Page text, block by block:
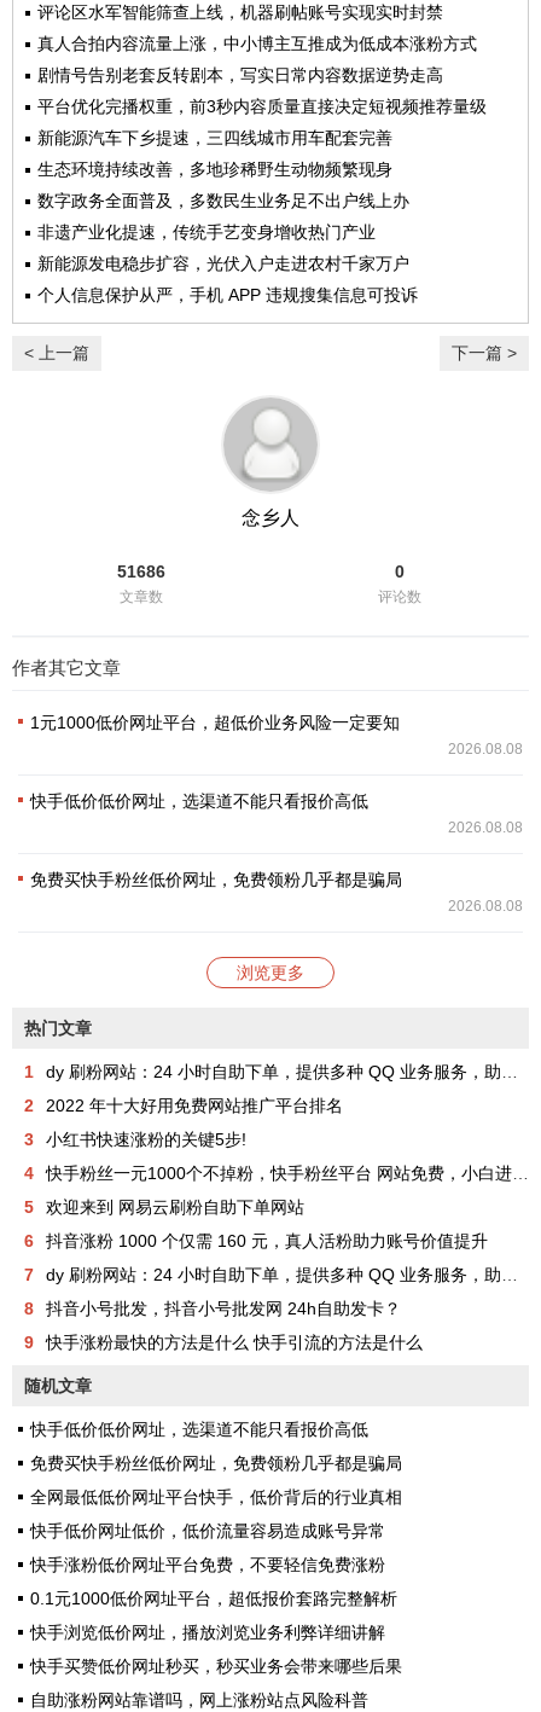
评论区水军智能筛查上线，机器刷帖账号实现实时封禁
真人合拍内容流量上涨，中小博主互推成为低成本涨粉方式
剧情号告别老套反转剧本，写实日常内容数据逆势走高
平台优化完播权重，前3秒内容质量直接决定短视频推荐量级
新能源汽车下乡提速，三四线城市用车配套完善
生态环境持续改善，多地珍稀野生动物频繁现身
数字政务全面普及，多数民生业务足不出户线上办
非遗产业化提速，传统手艺变身增收热门产业
新能源发电稳步扩容，光伏入户走进农村千家万户
个人信息保护从严，手机 APP 违规搜集信息可投诉
< 上一篇 下一篇 >
念乡人
51686
文章数
0
评论数
作者其它文章
1元1000低价网址平台，超低价业务风险一定要知
2026.08.08
快手低价低价网址，选渠道不能只看报价高低
2026.08.08
免费买快手粉丝低价网址，免费领粉几乎都是骗局
2026.08.08
浏览更多
热门文章
1
dy 刷粉网站：24 小时自助下单，提供多种 QQ 业务服务，助你成为网红
2
2022 年十大好用免费网站推广平台排名
3
小红书快速涨粉的关键5步!
4
快手粉丝一元1000个不掉粉，快手粉丝平台 网站免费，小白进来看看，教你如何快速涨粉1000，其实很简单！
5
欢迎来到 网易云刷粉自助下单网站
6
抖音涨粉 1000 个仅需 160 元，真人活粉助力账号价值提升
7
dy 刷粉网站：24 小时自助下单，提供多种 QQ 业务服务，助你成为网红
8
抖音小号批发，抖音小号批发网 24h自助发卡？
9
快手涨粉最快的方法是什么 快手引流的方法是什么
随机文章
快手低价低价网址，选渠道不能只看报价高低
免费买快手粉丝低价网址，免费领粉几乎都是骗局
全网最低低价网址平台快手，低价背后的行业真相
快手低价网址低价，低价流量容易造成账号异常
快手涨粉低价网址平台免费，不要轻信免费涨粉
0.1元1000低价网址平台，超低报价套路完整解析
快手浏览低价网址，播放浏览业务利弊详细讲解
快手买赞低价网址秒买，秒买业务会带来哪些后果
自助涨粉网站靠谱吗，网上涨粉站点风险科普